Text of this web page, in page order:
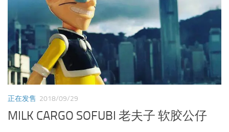
正在发售 2018/09/29
MILK CARGO SOFUBI 老夫子 软胶公仔
1963开始连载的《老夫子》今年正好55周年，刚刚在香
港苏富比拍卖行，手稿封面原画就创出中国漫画作品的
新高价，证明明回亿有价，经典的老夫子，虽然半归隐
好长一段日子，仍然有不少粉丝记...